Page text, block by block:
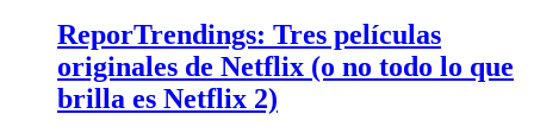
ReporTrendings: Tres películas
originales de Netflix (o no todo lo que
brilla es Netflix 2)